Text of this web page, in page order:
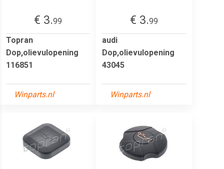
€ 3.99
Topran
Dop,olievulopening
116851
Winparts.nl
€ 3.99
audi
Dop,olievulopening
43045
Winparts.nl